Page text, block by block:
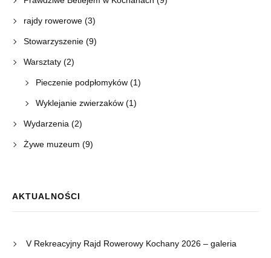
rajdy rowerowe(3)
Stowarzyszenie(9)
Warsztaty(2)
Pieczenie podpłomyków(1)
Wyklejanie zwierzaków(1)
Wydarzenia (2)
Żywe muzeum (9)
AKTUALNOŚCI
V Rekreacyjny Rajd Rowerowy Kochany 2026 – galeria